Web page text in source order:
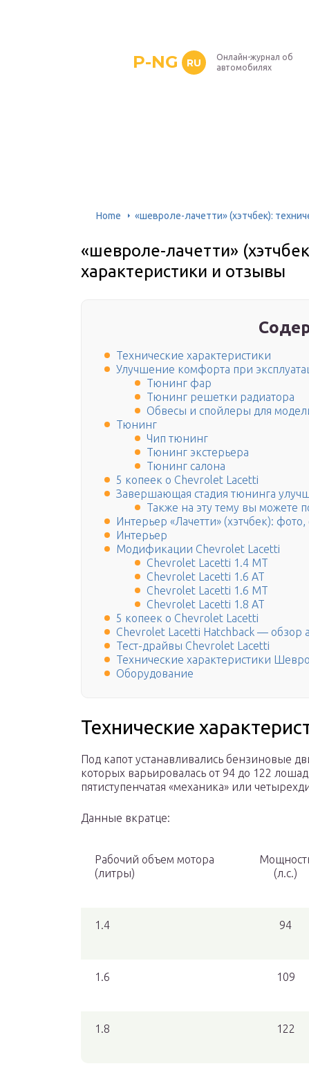
P-NG RU
Онлайн-журнал об
автомобилях
Home «шевроле-лачетти» (хэтчбек):
«шевроле-лачетти»
характеристики и отзывы
Технические характеристики
Улучшение комфорта при
Тюнинг фар
Тюнинг решетки радиатора
Обвесы и спойлеры для
Тюнинг
Чип тюнинг
Тюнинг экстерьера
Тюнинг салона
5 копеек о Chevrolet Lacetti
Завершающая стадия тюнинга
Также на эту тему вы можете
Интерьер «Лачетти» (хэтчбек):
Интерьер
Модификации Chevrolet Lacetti
Chevrolet Lacetti 1.4 MT
Chevrolet Lacetti 1.6 AT
Chevrolet Lacetti 1.6 MT
Chevrolet Lacetti 1.8 AT
5 копеек о Chevrolet Lacetti
Chevrolet Lacetti Hatchback — обзор
Тест-драйвы Chevrolet Lacetti
Технические характеристики
Оборудование
Технические
Под капот устанавливались бензиновые
которых варьировалась от 94 до 122
пятиступенчатая «механика» или
Данные вкратце:
Рабочий объем мотора
(литры)
(л.с.)
1.4 94
1.6 109
1.8 122